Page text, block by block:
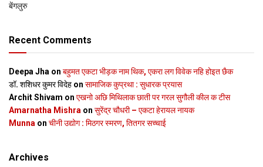
बेंगलुरु
Recent Comments
Deepa Jha on बहुमत एकटा भीड़क नाम थिक, एकरा लग विवेक नहि होइत छैक
डॉ. शशिधर कुमर विदेह on सामाजिक कुप्रथा : सुधारक प्रयास
Archit Shivam on एखनो अछि मिथिलाक छाती पर गरल सुगौली कील क टीस
Amarnatha Mishra on सुरेंद्र चौधरी – एकटा हेरायल नायक
Munna on चीनी उद्योग : मिठगर स्‍मरण, तितगर सच्‍चाई
Archives